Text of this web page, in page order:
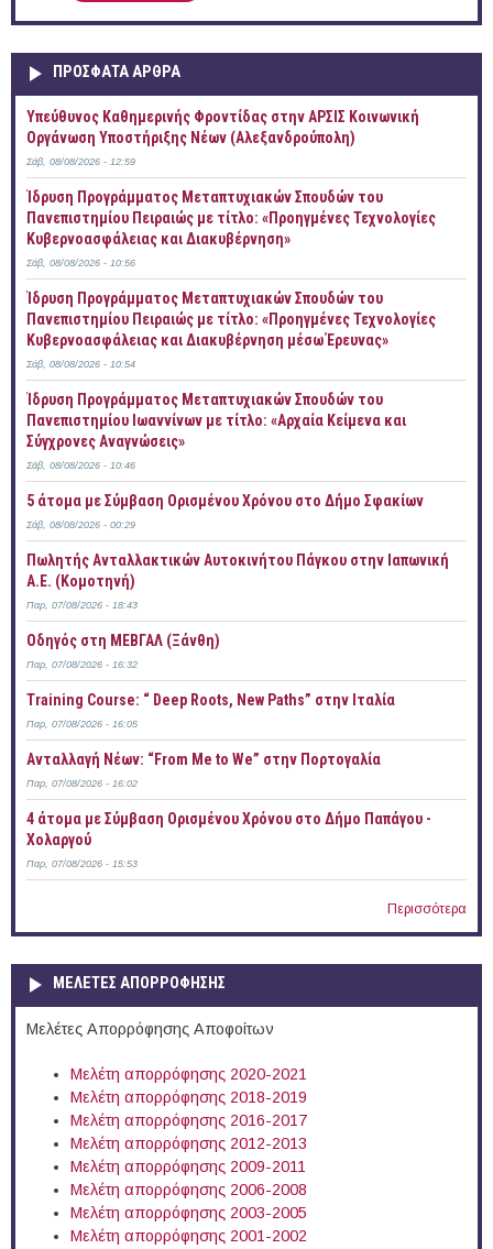
ΠΡOΣΦΑΤΑ AΡΘΡΑ
Yπεύθυνος Καθημερινής Φροντίδας στην ΑΡΣΙΣ Κοινωνική
Οργάνωση Υποστήριξης Νέων (Αλεξανδρούπολη)
Σάβ, 08/08/2026 - 12:59
Ίδρυση Προγράμματος Μεταπτυχιακών Σπουδών του
Πανεπιστημίου Πειραιώς με τίτλο: «Προηγμένες Τεχνολογίες
Κυβερνοασφάλειας και Διακυβέρνηση»
Σάβ, 08/08/2026 - 10:56
Ίδρυση Προγράμματος Μεταπτυχιακών Σπουδών του
Πανεπιστημίου Πειραιώς με τίτλο: «Προηγμένες Τεχνολογίες
Κυβερνοασφάλειας και Διακυβέρνηση μέσω Έρευνας»
Σάβ, 08/08/2026 - 10:54
Ίδρυση Προγράμματος Μεταπτυχιακών Σπουδών του
Πανεπιστημίου Ιωαννίνων με τίτλο: «Αρχαία Κείμενα και
Σύγχρονες Αναγνώσεις»
Σάβ, 08/08/2026 - 10:46
5 άτομα με Σύμβαση Ορισμένου Χρόνου στο Δήμο Σφακίων
Σάβ, 08/08/2026 - 00:29
Πωλητής Ανταλλακτικών Αυτοκινήτου Πάγκου στην Ιαπωνική
Α.Ε. (Κομοτηνή)
Παρ, 07/08/2026 - 18:43
Οδηγός στη ΜΕΒΓΑΛ (Ξάνθη)
Παρ, 07/08/2026 - 16:32
Training Course: “ Deep Roots, New Paths” στην Ιταλία
Παρ, 07/08/2026 - 16:05
Ανταλλαγή Νέων: “From Me to We” στην Πορτογαλία
Παρ, 07/08/2026 - 16:02
4 άτομα με Σύμβαση Ορισμένου Χρόνου στο Δήμο Παπάγου -
Χολαργού
Παρ, 07/08/2026 - 15:53
Περισσότερα
ΜΕΛΕΤΕΣ ΑΠΟΡΡΟΦΗΣΗΣ
Μελέτες Απορρόφησης Αποφοίτων
Μελέτη απορρόφησης 2020-2021
Μελέτη απορρόφησης 2018-2019
Μελέτη απορρόφησης 2016-2017
Μελέτη απορρόφησης 2012-2013
Μελέτη απορρόφησης 2009-2011
Μελέτη απορρόφησης 2006-2008
Μελέτη απορρόφησης 2003-2005
Μελέτη απορρόφησης 2001-2002